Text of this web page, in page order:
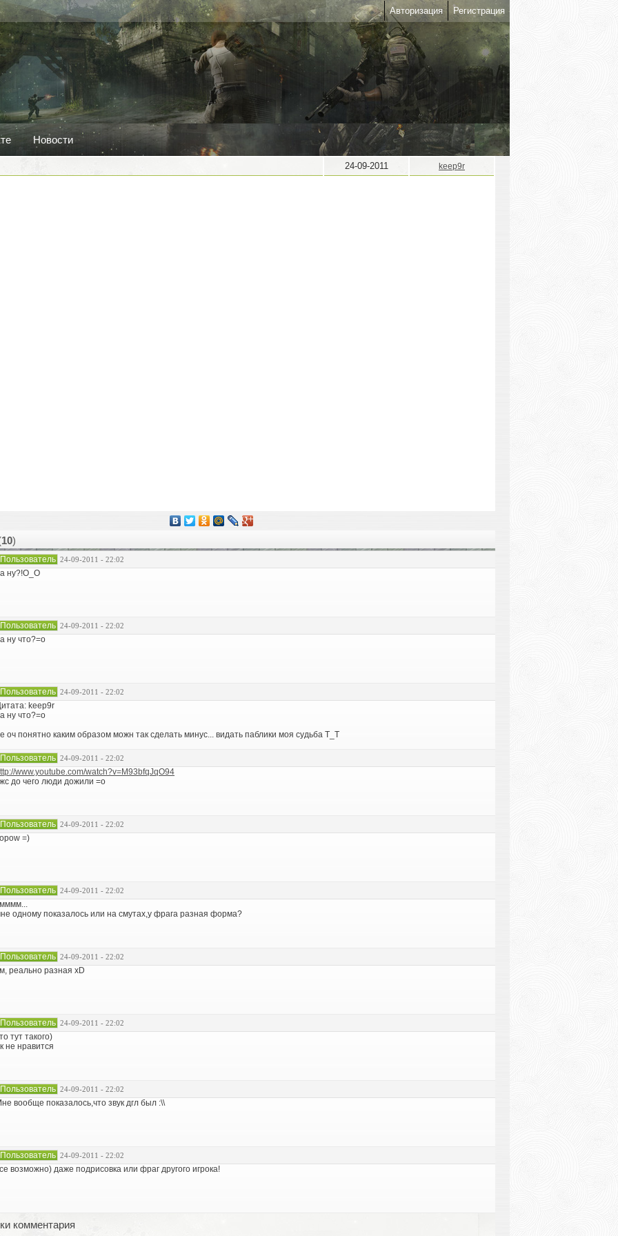
Авторизация Регистрация
Новости
24-09-2011 keep9r
10)
Пользователь 24-09-2011 - 22:02
ну?!O_O
Пользователь 24-09-2011 - 22:02
ну что?=о
Пользователь 24-09-2011 - 22:02
keep9r
ну что?=о
оч понятно каким образом можн так сделать минус... видать паблики моя судьба Т_Т
Пользователь 24-09-2011 - 22:02
www.youtube.com/watch?v=M93bfqJqO94
до чего люди дожили =о
Пользователь 24-09-2011 - 22:02
=)
Пользователь 24-09-2011 - 22:02
одному показалось или на смутах,у фрага разная форма?
Пользователь 24-09-2011 - 22:02
реально разная xD
Пользователь 24-09-2011 - 22:02
тут такого)
не нравится
Пользователь 24-09-2011 - 22:02
вообще показалось,что звук дгл был :\\
Пользователь 24-09-2011 - 22:02
возможно) даже подрисовка или фраг другого игрока!
комментария